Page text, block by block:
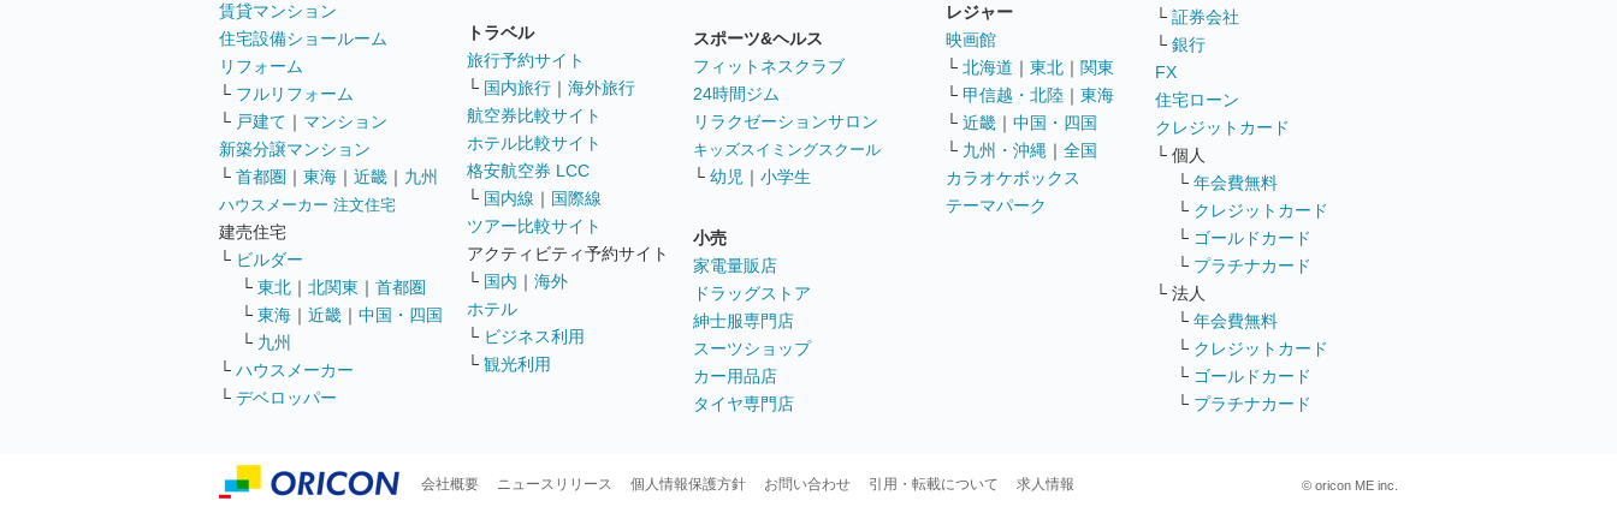
賃貸マンション
住宅設備ショールーム
リフォーム
└ フルリフォーム
└ 戸建て ｜ マンション
新築分譲マンション
└ 首都圏 ｜ 東海 ｜ 近畿 ｜ 九州
ハウスメーカー 注文住宅
建売住宅
└ ビルダー
└ 東北 ｜ 北関東 ｜ 首都圏
└ 東海 ｜ 近畿 ｜ 中国・四国
└ 九州
└ ハウスメーカー
└ デベロッパー
トラベル
旅行予約サイト
└ 国内旅行 ｜ 海外旅行
航空券比較サイト
ホテル比較サイト
格安航空券 LCC
└ 国内線 ｜ 国際線
ツアー比較サイト
アクティビティ予約サイト
└ 国内 ｜ 海外
ホテル
└ ビジネス利用
└ 観光利用
スポーツ&ヘルス
フィットネスクラブ
24時間ジム
リラクゼーションサロン
キッズスイミングスクール
└ 幼児 ｜ 小学生
小売
家電量販店
ドラッグストア
紳士服専門店
スーツショップ
カー用品店
タイヤ専門店
レジャー
映画館
└ 北海道 ｜ 東北 ｜ 関東
└ 甲信越・北陸 ｜ 東海
└ 近畿 ｜ 中国・四国
└ 九州・沖縄 ｜ 全国
カラオケボックス
テーマパーク
└ 証券会社
└ 銀行
FX
住宅ローン
クレジットカード
└ 個人
└ 年会費無料
└ クレジットカード
└ ゴールドカード
└ プラチナカード
└ 法人
└ 年会費無料
└ クレジットカード
└ ゴールドカード
└ プラチナカード
会社概要 ニュースリリース 個人情報保護方針 お問い合わせ 引用・転載について 求人情報 © oricon ME inc.